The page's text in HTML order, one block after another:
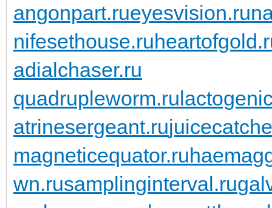
angonpart.rueyesvision.ru
nifesethouse.ru
adialchaser.ru
quadrupleworm.ru
atrinesergeant.ru
magneticequator.ru
wn.rusamplinginterval.ru